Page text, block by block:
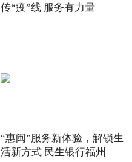
传“疫”线 服务有力量
“惠闽”服务新体验，解锁生
活新方式 民生银行福州